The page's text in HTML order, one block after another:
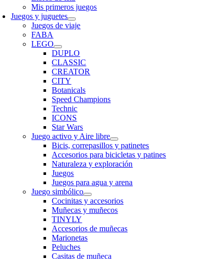
Mis primeros juegos
Juegos y juguetes
Juegos de viaje
FABA
LEGO
DUPLO
CLASSIC
CREATOR
CITY
Botanicals
Speed Champions
Technic
ICONS
Star Wars
Juego activo y Aire libre
Bicis, correpasillos y patinetes
Accesorios para bicicletas y patines
Naturaleza y exploración
Juegos
Juegos para agua y arena
Juego simbólico
Cocinitas y accesorios
Muñecas y muñecos
TINYLY
Accesorios de muñecas
Marionetas
Peluches
Casitas de muñeca